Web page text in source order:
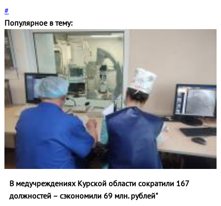
#
Популярное в тему:
В медучреждениях Курской области сократили 167
должностей – сэкономили 69 млн. рублей"